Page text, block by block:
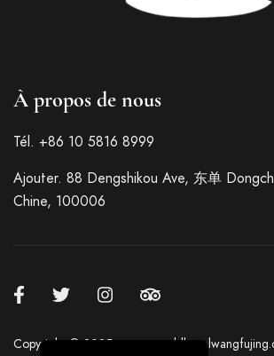
À propos de nous
Tél. +86 10 5816 8999
Ajouter. 88 Dengshikou Ave, 东单
Chine, 100006
Copyright © 2025 par
English
Chinese (China)
German